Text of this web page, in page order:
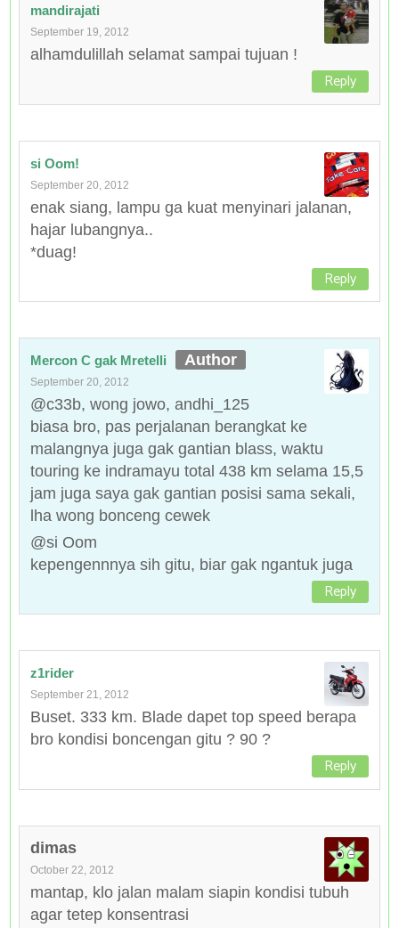
mandirajati
September 19, 2012
alhamdulillah selamat sampai tujuan !
Reply
si Oom!
September 20, 2012
enak siang, lampu ga kuat menyinari jalanan,
hajar lubangnya..
*duag!
Reply
Mercon C gak Mretelli
September 20, 2012
@c33b, wong jowo, andhi_125
biasa bro, pas perjalanan berangkat ke
malangnya juga gak gantian blass, waktu
touring ke indramayu total 438 km selama 15,5
jam juga saya gak gantian posisi sama sekali,
lha wong bonceng cewek
@si Oom
kepengennnya sih gitu, biar gak ngantuk juga
Reply
z1rider
September 21, 2012
Buset. 333 km. Blade dapet top speed berapa
bro kondisi boncengan gitu ? 90 ?
Reply
dimas
October 22, 2012
mantap, klo jalan malam siapin kondisi tubuh
agar tetep konsentrasi